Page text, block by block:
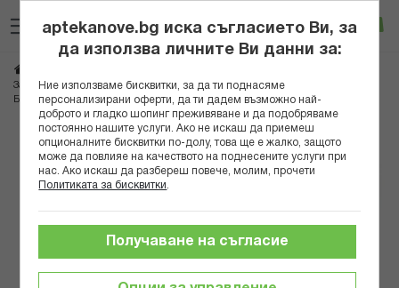
към
съдържанието
Вход
Залъгалки и клипсове
БИБС БИБЕРОНИ BOHEME GLOW, BLUSH/VANILA КАУЧУК 0-6М X 2 230123
Преминете
края
галерията
изображенията
aptekanove.bg иска съгласието Ви, за
да използва личните Ви данни за:
Ние използваме бисквитки, за да ти поднасяме
персонализирани оферти, да ти дадем възможно най-
доброто и гладко шопинг преживяване и да подобряваме
постоянно нашите услуги. Ако не искаш да приемеш
опционалните бисквитки по-долу, това ще е жалко, защото
може да повлияе на качеството на поднесените услуги при
нас. Ако искаш да разбереш повече, молим, прочети
Политиката за бисквитки
Получаване на съгласие